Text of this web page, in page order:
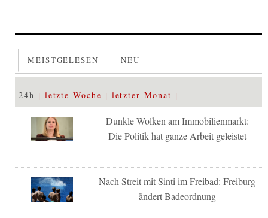
MEISTGELESEN NEU
24h letzte Woche letzter Monat
Dunkle Wolken am Immobilienmarkt:
Die Politik hat ganze Arbeit geleistet
Nach Streit mit Sinti im Freibad: Freiburg
ändert Badeordnung